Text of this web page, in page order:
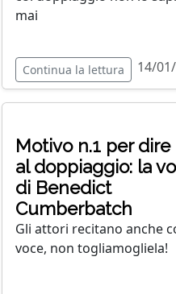
mai
Continua la lettura 14/
Motivo n.1 per dire
al doppiaggio: la
di Benedict
Cumberbatch
Gli attori recitano anche
voce, non togliamogliela!